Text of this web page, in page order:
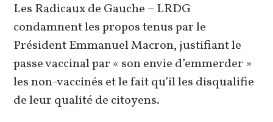
Les Radicaux de Gauche – LRDG
condamnent les propos tenus par le
Président Emmanuel Macron, justifiant le
passe vaccinal par « son envie d’emmerder »
les non-vaccinés et le fait qu’il les disqualifie
de leur qualité de citoyens.